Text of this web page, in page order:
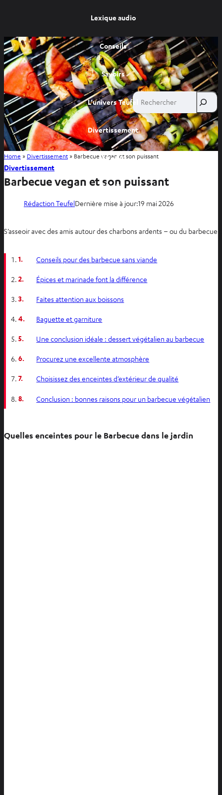
Lexique audio
Conseils
Savoirs
L’univers Teufel
Divertissement
Site FR
Site BE
Rechercher
Home » Divertissement » Barbecue vegan et son puissant
Divertissement
Barbecue vegan et son puissant
Rédaction TeufelDernière mise à jour:19 mai 2026
S’asseoir avec des amis autour des charbons ardents – ou du
1. Conseils pour des barbecue sans viande
2. Épices et marinade font la différence
3. Faites attention aux boissons
4. Baguette et garniture
5. Une conclusion idéale : dessert végétalien au barbecue
6. Procurez une excellente atmosphère
7. Choisissez des enceintes d’extérieur de qualité
8. Conclusion : bonnes raisons pour un barbecue végétalien
Quelles enceintes pour le Barbecue dans le jardin